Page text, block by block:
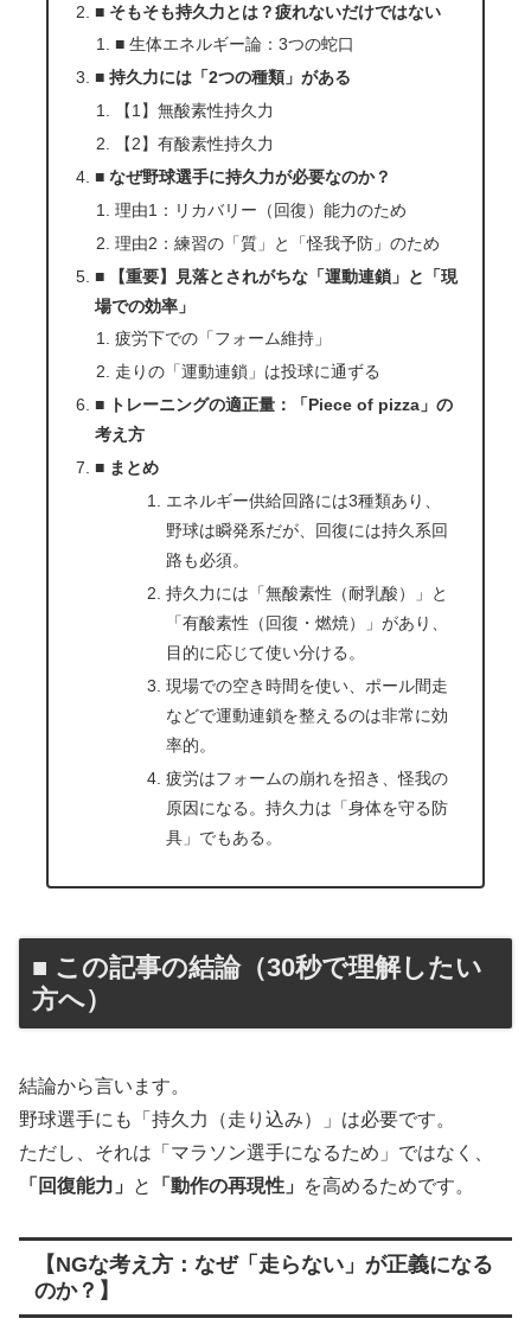
■ そもそも持久力とは？疲れないだけではない
■ 生体エネルギー論：3つの蛇口
■ 持久力には「2つの種類」がある
【1】無酸素性持久力
【2】有酸素性持久力
■ なぜ野球選手に持久力が必要なのか？
理由1：リカバリー（回復）能力のため
理由2：練習の「質」と「怪我予防」のため
■ 【重要】見落とされがちな「運動連鎖」と「現
場での効率」
疲労下での「フォーム維持」
走りの「運動連鎖」は投球に通ずる
■ トレーニングの適正量：「Piece of pizza」の
考え方
■ まとめ
エネルギー供給回路には3種類あり、
野球は瞬発系だが、回復には持久系回
路も必須。
持久力には「無酸素性（耐乳酸）」と
「有酸素性（回復・燃焼）」があり、
目的に応じて使い分ける。
現場での空き時間を使い、ポール間走
などで運動連鎖を整えるのは非常に効
率的。
疲労はフォームの崩れを招き、怪我の
原因になる。持久力は「身体を守る防
具」でもある。
■ この記事の結論（30秒で理解したい
方へ）
結論から言います。
野球選手にも「持久力（走り込み）」は必要です。
ただし、それは「マラソン選手になるため」ではなく、
「回復能力」
と 「動作の再現性」 を高めるためです。
【NGな考え方：なぜ「走らない」が正義になる
のか？】